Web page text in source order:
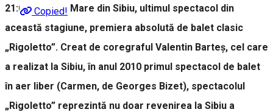
Copied!
21:00, în Piața Mare din Sibiu, ultimul spectacol din
această stagiune, premiera absolută de balet clasic
„Rigoletto”. Creat de coregraful Valentin Barteș, cel care
a realizat la Sibiu, în anul 2010 primul spectacol de balet
în aer liber (Carmen, de Georges Bizet), spectacolul
„Rigoletto” reprezintă nu doar revenirea la Sibiu a